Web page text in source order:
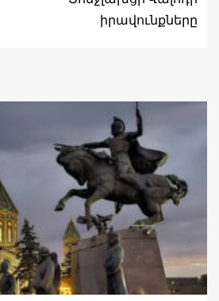
իրավունքները